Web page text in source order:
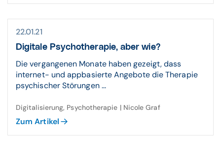
22.01.21
Digitale Psychotherapie, aber wie?
Die vergangenen Monate haben gezeigt, dass
internet- und appbasierte Angebote die Therapie
psychischer Störungen ...
Digitalisierung, Psychotherapie | Nicole Graf
Zum Artikel